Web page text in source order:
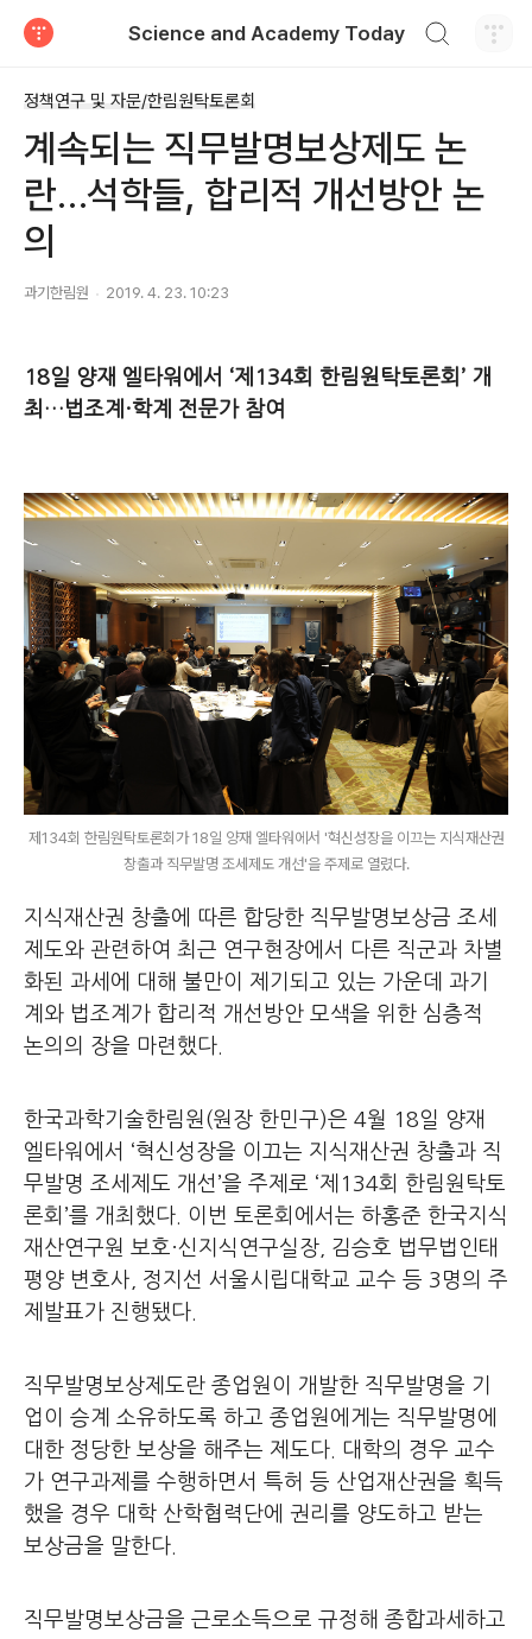
Science and Academy Today
정책연구 및 자문/한림원탁토론회
계속되는 직무발명보상제도 논
란…석학들, 합리적 개선방안 논
의
과기한림원 2019. 4. 23. 10:23
18일 양재 엘타워에서 ‘제134회 한림원탁토론회’ 개
최…법조계·학계 전문가 참여
제134회 한림원탁토론회가 18일 양재 엘타워에서 '혁신성장을 이끄는 지식재산권
창출과 직무발명 조세제도 개선'을 주제로 열렸다.
지식재산권 창출에 따른 합당한 직무발명보상금 조세
제도와 관련하여 최근 연구현장에서 다른 직군과 차별
화된 과세에 대해 불만이 제기되고 있는 가운데 과기
계와 법조계가 합리적 개선방안 모색을 위한 심층적
논의의 장을 마련했다.
한국과학기술한림원(원장 한민구)은 4월 18일 양재
엘타워에서 ‘혁신성장을 이끄는 지식재산권 창출과 직
무발명 조세제도 개선’을 주제로 ‘제134회 한림원탁토
론회’를 개최했다. 이번 토론회에서는 하홍준 한국지식
재산연구원 보호·신지식연구실장, 김승호 법무법인태
평양 변호사, 정지선 서울시립대학교 교수 등 3명의 주
제발표가 진행됐다.
직무발명보상제도란 종업원이 개발한 직무발명을 기
업이 승계 소유하도록 하고 종업원에게는 직무발명에
대한 정당한 보상을 해주는 제도다. 대학의 경우 교수
가 연구과제를 수행하면서 특허 등 산업재산권을 획득
했을 경우 대학 산학협력단에 권리를 양도하고 받는
보상금을 말한다.
직무발명보상금을 근로소득으로 규정해 종합과세하고